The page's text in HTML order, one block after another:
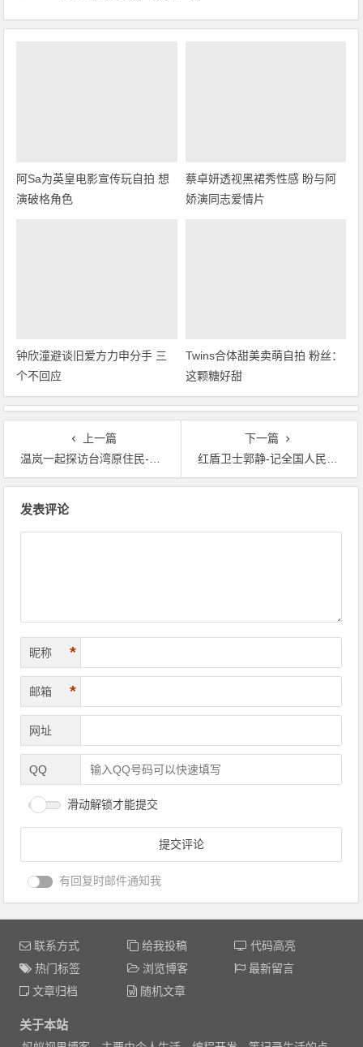
阿Sa为英皇电影宣传玩自拍 想
演破格角色
蔡卓妍透视黑裙秀性感 盼与阿
娇演同志爱情片
钟欣潼避谈旧爱方力申分手 三
个不回应
Twins合体甜美卖萌自拍 粉丝：
这颗糖好甜
上一篇
温岚一起探访台湾原住民-温岚 蓝色雨
下一篇
红盾卫士郭静-记全国人民满意公务员郭静-郭静唐纪念文集
发表评论
昵称 *
邮箱 *
网址
QQ
滑动解锁才能提交
有回复时邮件通知我
联系方式 给我投稿
代码高亮
热门标签
浏览博客
最新留言
文章归档
随机文章
关于本站